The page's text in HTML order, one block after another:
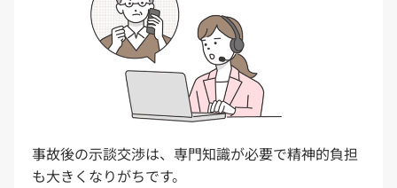
事故後の示談交渉は、専門知識が必要で精神的負担
も大きくなりがちです。